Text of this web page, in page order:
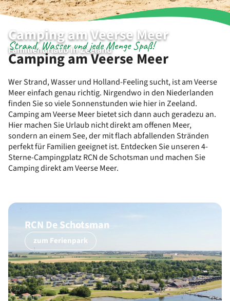
Camping am Veerse Meer
Familienurlaub in Zeeland
Camping am Veerse Meer
Strand, Wasser und jede Menge Spaß!
Wer Strand, Wasser und Holland-Feeling sucht, ist am Veerse
Meer einfach genau richtig. Nirgendwo in den Niederlanden
finden Sie so viele Sonnenstunden wie hier in Zeeland.
Camping am Veerse Meer bietet sich dann auch geradezu an.
Hier machen Sie Urlaub nicht direkt am offenen Meer,
sondern an einem See, der mit flach abfallenden Stränden
perfekt für Familien geeignet ist. Entdecken Sie unseren 4-
Sterne-Campingplatz RCN de Schotsman und machen Sie
Camping direkt am Veerse Meer.
RCN De Schotsman
zum Ferienpark